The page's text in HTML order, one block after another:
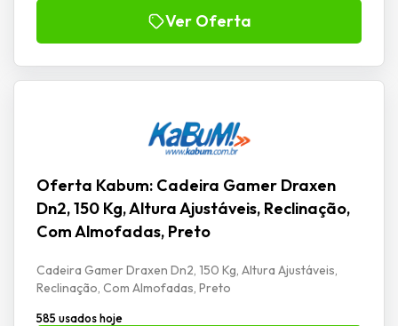
Ver Oferta
Oferta Kabum: Cadeira Gamer Draxen
Dn2, 150 Kg, Altura Ajustáveis, Reclinação,
Com Almofadas, Preto
Cadeira Gamer Draxen Dn2, 150 Kg, Altura Ajustáveis,
Reclinação, Com Almofadas, Preto
585 usados hoje